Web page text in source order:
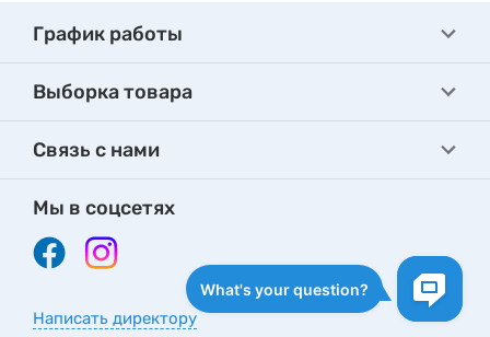
График работы
Выборка товара
Связь с нами
Мы в соцсетях
Написать директору